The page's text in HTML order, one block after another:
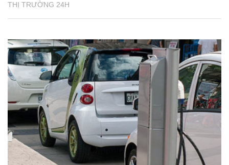
THỊ TRƯỜNG 24H